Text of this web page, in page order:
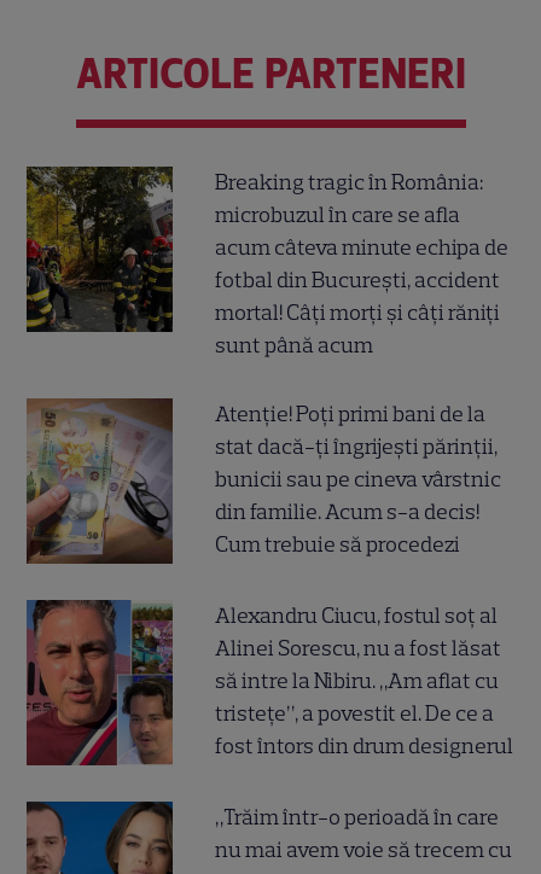
ARTICOLE PARTENERI
Breaking tragic în România:
microbuzul în care se afla
acum câteva minute echipa de
fotbal din București, accident
mortal! Câți morți și câți răniți
sunt până acum
Atenție! Poți primi bani de la
stat dacă-ți îngrijești părinții,
bunicii sau pe cineva vârstnic
din familie. Acum s-a decis!
Cum trebuie să procedezi
Alexandru Ciucu, fostul soț al
Alinei Sorescu, nu a fost lăsat
să intre la Nibiru. „Am aflat cu
tristețe”, a povestit el. De ce a
fost întors din drum designerul
„Trăim într-o perioadă în care
nu mai avem voie să trecem cu